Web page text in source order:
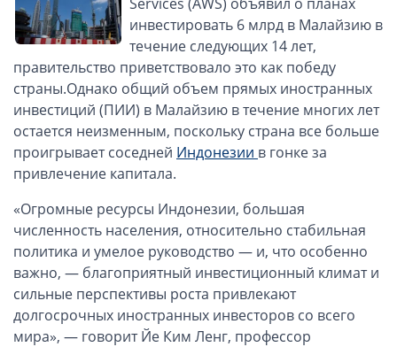
Казахстан (компания и счёт)
Открытие счета в банках Казахстана
Платежная система Гонконга
Платежная система Великобритании
Платежная система Маврикия
Платежная система Казахстана
ОАЭ, Дубай (компания и счёт)
Оффшоры на Сейшелах
Турция (компания и счёт)
Счёт и карта в Турции для физлиц
Cчёт в Турции для компании
инвестировать 6 млрд в Малайзию в
течение следующих 14 лет,
правительство приветствовало это как победу
страны.Однако общий объем прямых иностранных
инвестиций (ПИИ) в Малайзию в течение многих лет
остается неизменным, поскольку страна все больше
проигрывает соседней Индонезии в гонке за
привлечение капитала.
«Огромные ресурсы Индонезии, большая
численность населения, относительно стабильная
политика и умелое руководство — и, что особенно
важно, — благоприятный инвестиционный климат и
сильные перспективы роста привлекают
долгосрочных иностранных инвесторов со всего
мира», — говорит Йе Ким Ленг, профессор